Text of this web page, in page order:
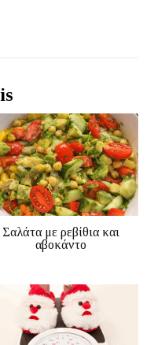
Σαλάτα με ρεβίθια και
αβοκάντο